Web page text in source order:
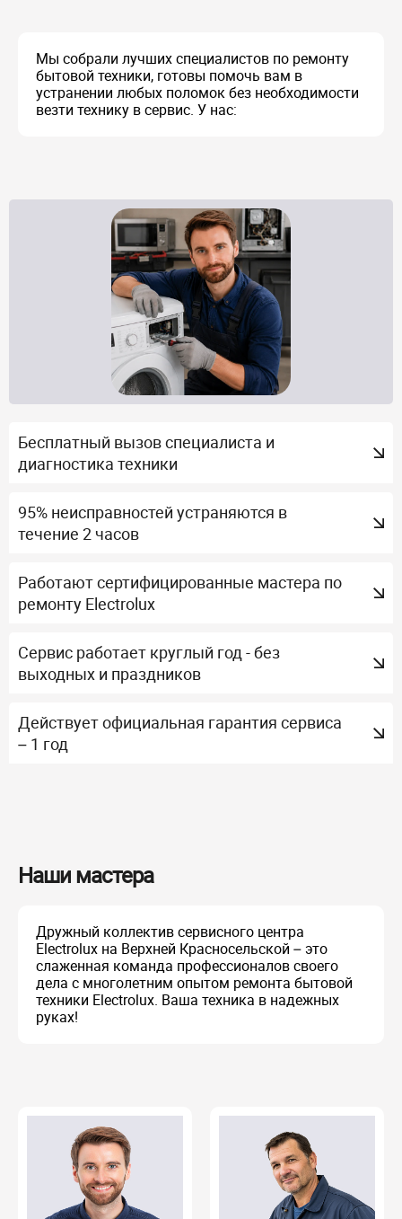
Мы собрали лучших специалистов по ремонту
бытовой техники, готовы помочь вам в
устранении любых поломок без необходимости
везти технику в сервис. У нас:
Бесплатный вызов специалиста и
диагностика техники
95% неисправностей устраняются в
течение 2 часов
Работают сертифицированные мастера по
ремонту Electrolux
Сервис работает круглый год - без
выходных и праздников
Действует официальная гарантия сервиса
– 1 год
Наши мастера
Дружный коллектив сервисного центра
Electrolux на Верхней Красносельской – это
слаженная команда профессионалов своего
дела с многолетним опытом ремонта бытовой
техники Electrolux. Ваша техника в надежных
руках!